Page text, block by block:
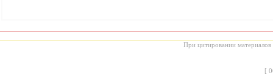
При цитировании материалов
[